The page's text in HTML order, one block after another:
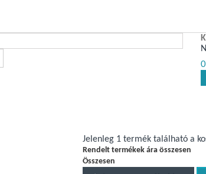
Jelenleg 1 termék található a
Rendelt termékek ára összesen
Összesen